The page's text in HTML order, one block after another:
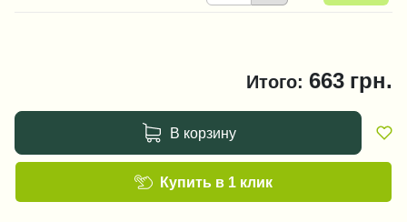
Итого: 663 грн.
В корзину
Купить в 1 клик